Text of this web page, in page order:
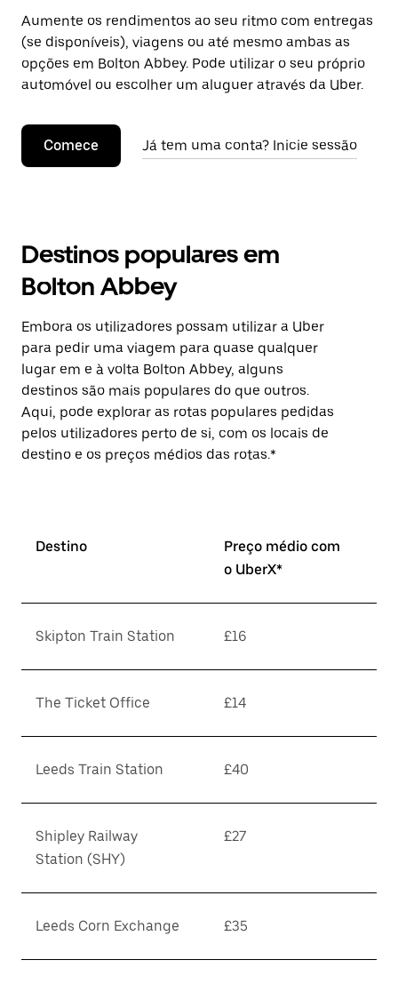
Aumente os rendimentos ao seu ritmo com entregas
(se disponíveis), viagens ou até mesmo ambas as
opções em Bolton Abbey. Pode utilizar o seu próprio
automóvel ou escolher um aluguer através da Uber.
Comece Já tem uma conta? Inicie sessão
Destinos populares em
Bolton Abbey
Embora os utilizadores possam utilizar a Uber
para pedir uma viagem para quase qualquer
lugar em e à volta Bolton Abbey, alguns
destinos são mais populares do que outros.
Aqui, pode explorar as rotas populares pedidas
pelos utilizadores perto de si, com os locais de
destino e os preços médios das rotas.*
Destino
Preço médio com
o UberX*
Skipton Train Station £16
The Ticket Office £14
Leeds Train Station £40
Shipley Railway
Station (SHY)
£27
Leeds Corn Exchange £35